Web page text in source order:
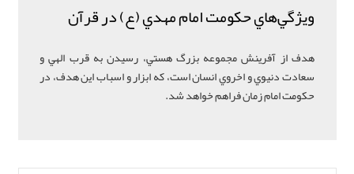
ويژگي‌هاي حکومت امام مهدي (ع) در قرآن
هدف از آفرينش مجموعه بزرگ هستي، رسيدن به قرب الهي و
سعادت دنيوي و اخروي انسان است، که ابزار و اسباب اين هدف، در
حکومت امام زمان فراهم خواهد شد.